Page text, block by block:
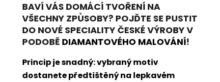
BAVÍ VÁS DOMÁCÍ TVOŘENÍ NA
VŠECHNY ZPŮSOBY? POJĎTE SE PUSTIT
DO NOVÉ SPECIALITY ČESKÉ VÝROBY V
PODOBĚ DIAMANTOVÉHO MALOVÁNÍ!
Princip je snadný: vybraný motiv
dostanete předtištěný na lepkavém